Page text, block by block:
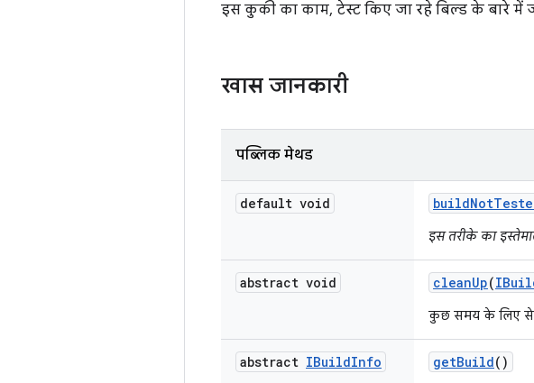
इस कुकी का काम, टेस्ट किए जा रहे बिल्ड के बारे में
खास जानकारी
पब्लिक मेथड
default void buildNot
इस तरीके का
abstract void cleanUp(
कुछ समय के लिए
abstract IBuildInfo getBuild()